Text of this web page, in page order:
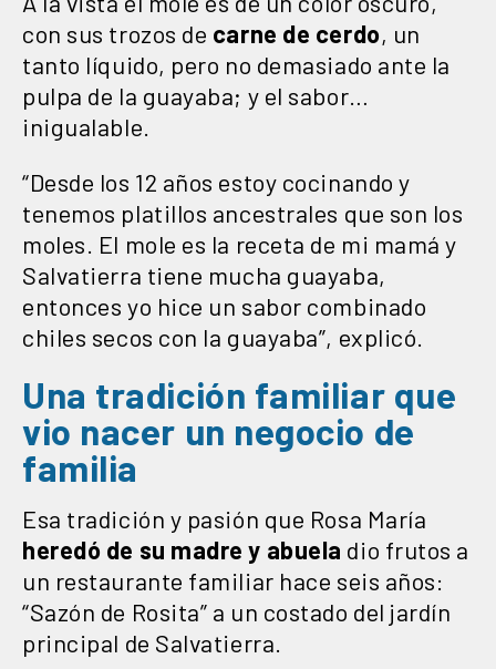
con sus trozos de carne de cerdo, un
tanto líquido, pero no demasiado ante la
pulpa de la guayaba; y el sabor…
inigualable.
“Desde los 12 años estoy cocinando y
tenemos platillos ancestrales que son los
moles. El mole es la receta de mi mamá y
Salvatierra tiene mucha guayaba,
entonces yo hice un sabor combinado
chiles secos con la guayaba”, explicó.
Una tradición familiar que
vio nacer un negocio de
familia
Esa tradición y pasión que Rosa María
heredó de su madre y abuela dio frutos a
un restaurante familiar hace seis años:
“Sazón de Rosita” a un costado del jardín
principal de Salvatierra.